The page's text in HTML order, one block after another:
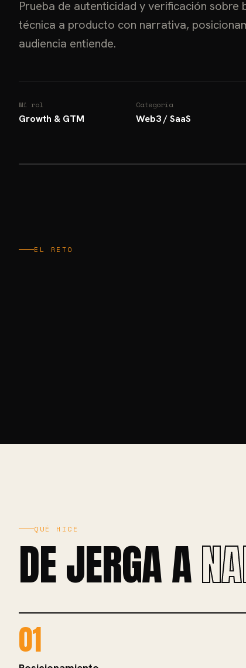
Prueba de autenticidad y verificación sobre
técnica a producto con narrativa,
audiencia entiende.
Mi rol
Growth & GTM
Categoría
Web3 / SaaS
EL RETO
QUÉ HICE
DE JERGA A
01